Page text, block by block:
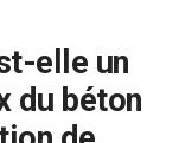
elle un
du béton